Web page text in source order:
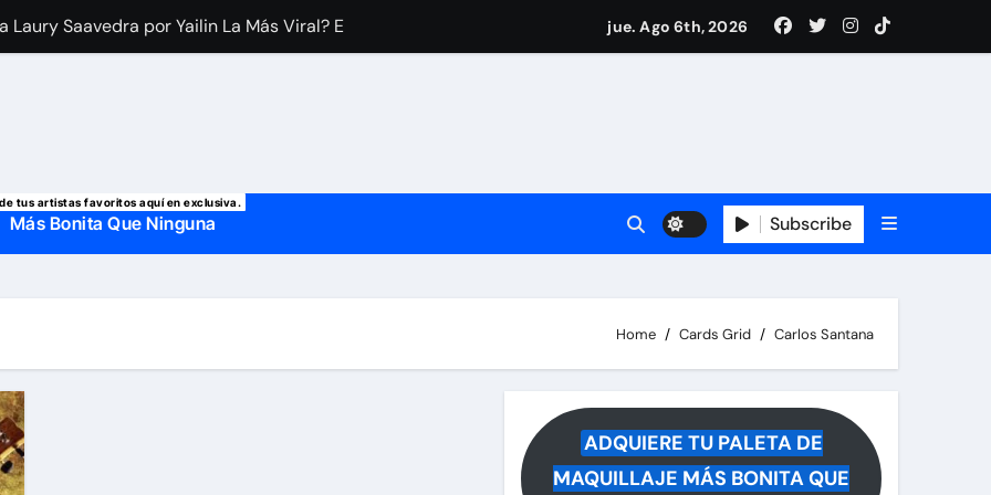
mensaje a Irina Baeva tras imágenes junto a Giovanni Medina y revela lo que muchos querían saber
jue. Ago 6th, 2026
tus artistas favoritos aquí en exclusiva.
Más Bonita Que Ninguna Subscribe
Home Cards Grid Carlos Santana
ADQUIERE TU PALETA DE
MAQUILLAJE MÁS BONITA QUE